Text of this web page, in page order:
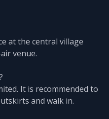
at the central village
venue.
It is recommended to
and walk in.